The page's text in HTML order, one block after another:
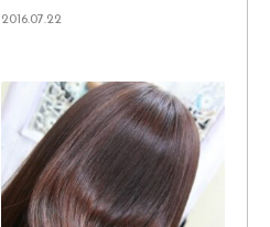
2016.07.22